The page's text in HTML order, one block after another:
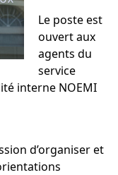
Le poste est
ouvert aux
agents du
service
interne NOEMI
d’organiser et